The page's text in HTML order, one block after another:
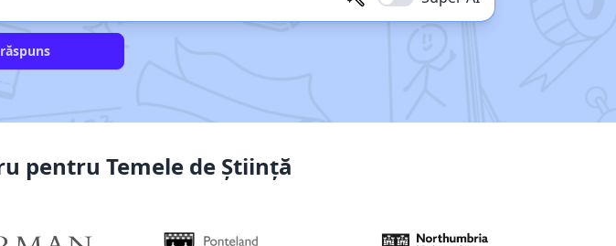
pentru Temele de Știință